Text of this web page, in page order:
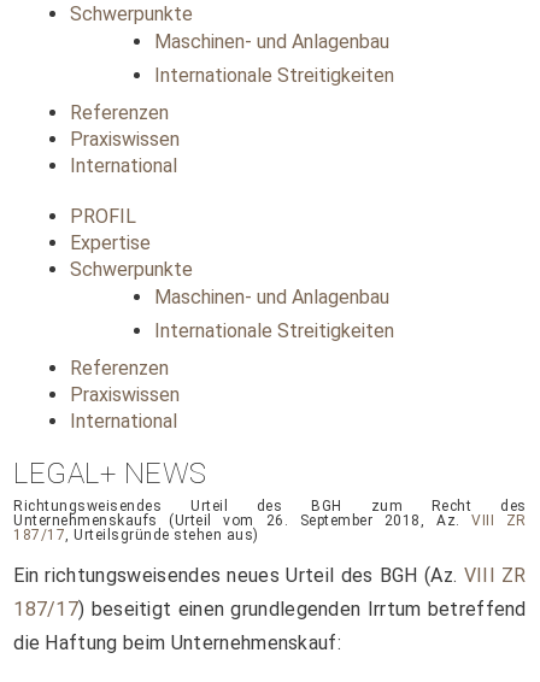
Schwerpunkte
Maschinen- und Anlagenbau
Internationale Streitigkeiten
Referenzen
Praxiswissen
International
PROFIL
Expertise
Schwerpunkte
Maschinen- und Anlagenbau
Internationale Streitigkeiten
Referenzen
Praxiswissen
International
LEGAL+ NEWS
Richtungsweisendes Urteil des BGH zum Recht des
Unternehmenskaufs (Urteil vom 26. September 2018, Az.VIII ZR
187/17, Urteilsgründe stehen aus)
Ein richtungsweisendes neues Urteil des BGH (Az. VIII ZR
187/17) beseitigt einen grundlegenden Irrtum betreffend
die Haftung beim Unternehmenskauf: